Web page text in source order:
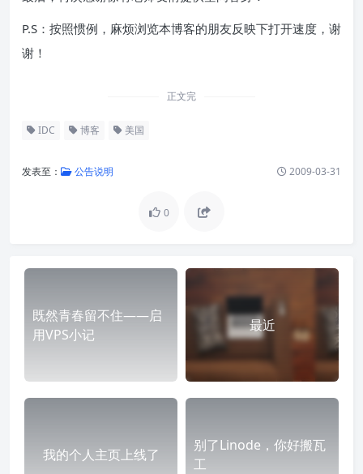
P.S：按照惯例，麻烦浏览本博客的朋友反映下打开速度，谢
谢！
正文完
IDC 博客 美国
发表至： 公告说明 2009-03-31
0
既然青春留不住——启
用VPS小记
最近
我的个人主页上线了
别了Linode，你好搬瓦
工